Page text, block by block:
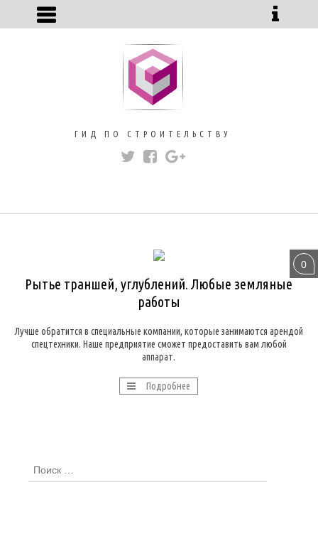
ГИД ПО СТРОИТЕЛЬСТВУ
0
Рытье траншей, углублений. Любые земляные
работы
Лучше обратится в специальные компании, которые занимаются арендой
спецтехники. Наше предприятие сможет предоставить вам любой
аппарат.
Подробнее